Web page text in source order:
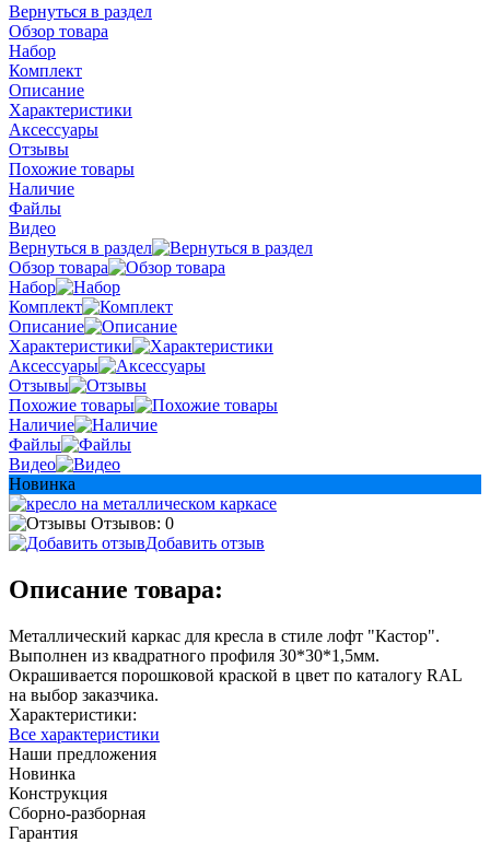
Вернуться в раздел
Обзор товара
Набор
Комплект
Описание
Характеристики
Аксессуары
Отзывы
Похожие товары
Наличие
Файлы
Видео
Вернуться в раздел
Обзор товара
Набор
Комплект
Описание
Характеристики
Аксессуары
Отзывы
Похожие товары
Наличие
Файлы
Видео
Новинка
Отзывов: 0
Добавить отзыв
Описание товара:
Металлический каркас для кресла в стиле лофт "Кастор".
Выполнен из квадратного профиля 30*30*1,5мм.
Окрашивается порошковой краской в цвет по каталогу RAL
на выбор заказчика.
Характеристики:
Все характеристики
Наши предложения
Новинка
Конструкция
Сборно-разборная
Гарантия